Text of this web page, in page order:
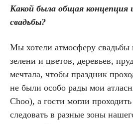
Какой была общая концепция
свадьбы?
Мы хотели атмосферу свадьбы
зелени и цветов, деревьев,
мечтала, чтобы праздник
не были особо рады мои
Choo), а гости могли
следовать в разные зоны